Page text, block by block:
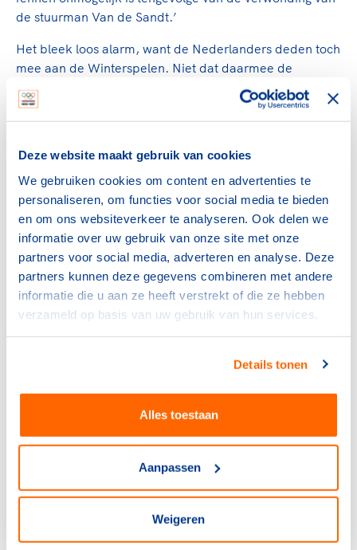
Deze website maakt gebruik van cookies
We gebruiken cookies om content en advertenties te
personaliseren, om functies voor social media te bieden
en om ons websiteverkeer te analyseren. Ook delen we
informatie over uw gebruik van onze site met onze
partners voor social media, adverteren en analyse. Deze
partners kunnen deze gegevens combineren met andere
informatie die u aan ze heeft verstrekt of die ze hebben
verzameld op basis van uw gebruik van hun services.
Details tonen
Alles toestaan
Aanpassen
Weigeren
de stuurman Van de Sandt.’
Het bleek loos alarm, want de Nederlanders deden toch
mee aan de Winterspelen. Niet dat daarmee de
problemen waren opgelost, omdat de Spelen waren
getroffen door plotseling invallende dooi. Daardoor
stonden er plassen water op de bobbaan en werd het
Dat Nederland ondanks het ongeluk uiteindelijk toch
twaalfde werd, was geen slecht resultaat.
Vreeselijken sneeuwstorm
Met een gezondere Van de Sandt erbij was een
olympische ereplaats zeker mogelijk geweest. In de
jaren na de Winterspelen toonde hij namelijk aan tot de
wereldtop te horen. Op 17 en 18 januari 1929
bijvoorbeeld werden de Zwitserse Winterspelen
gehouden, waarvoor Van de Sandt zich had
ingeschreven. Onder verschrikkelijke omstandigheden
werden die gehouden: ‘In een vreeselijken sneeuwstorm
en onder grimmige koude’.
de bob en maakte daarop verreweg de beste tijden. De
: ‘Vanmorgen heeft onze landgenoot gezorgd voor
bobrennen voor twee-persoons-bobs. Reeds gisteren
had de heer van der Sandt den besten tijd gemaakt over
de twee ritten, doch vanmorgen had in de derde rit de